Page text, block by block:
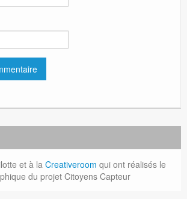
et à la Creativeroom qui ont réalisés le
du projet Citoyens Capteur